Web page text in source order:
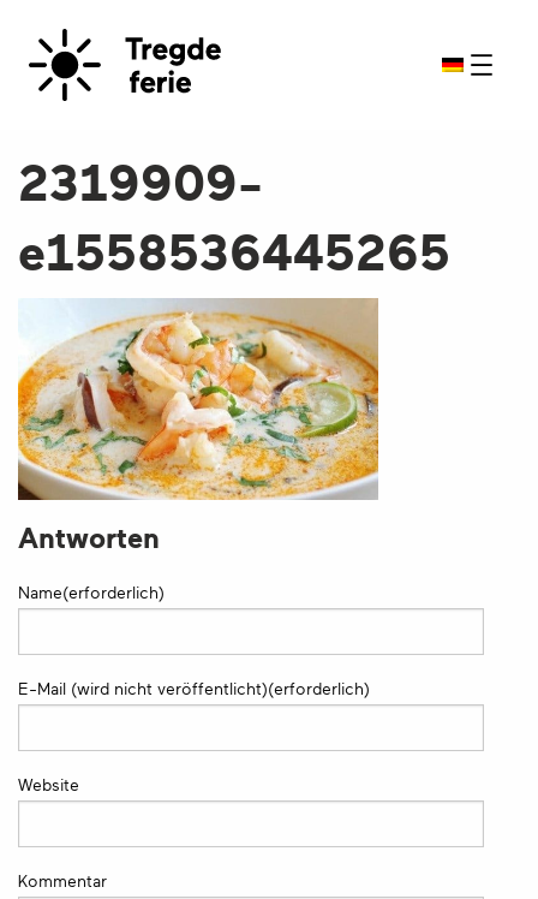
2319909-
e1558536445265
Antworten
Name(erforderlich)
E-Mail (wird nicht veröffentlicht)(erforderlich)
Website
Kommentar